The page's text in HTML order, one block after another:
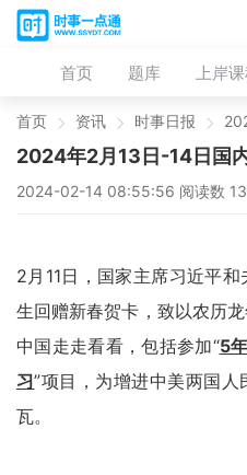
首页 题库 上岸
首页 资讯 时事日报
2024年2月13日-14日国
2024-02-14 08:55:56 阅读数
2月11日，国家主席习近平
生回赠新春贺卡，致以农历
中国走走看看，包括参加“5
习”项目，为增进中美两国
瓦。